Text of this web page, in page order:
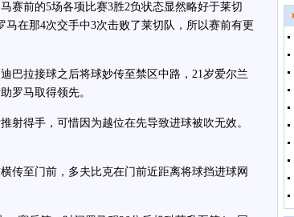
前的5场各项比赛3胜2负状态显然略好于莱切
在那4次交手中3次击败了莱切队，所以赛前有更
拉接球之后将球妙传至禁区中路，21岁爱尔兰
罗马取得领先。
得手，可惜因为越位在先导致进球被吹无效。
至门前，多夫比克在门前近距离将球挡进球网